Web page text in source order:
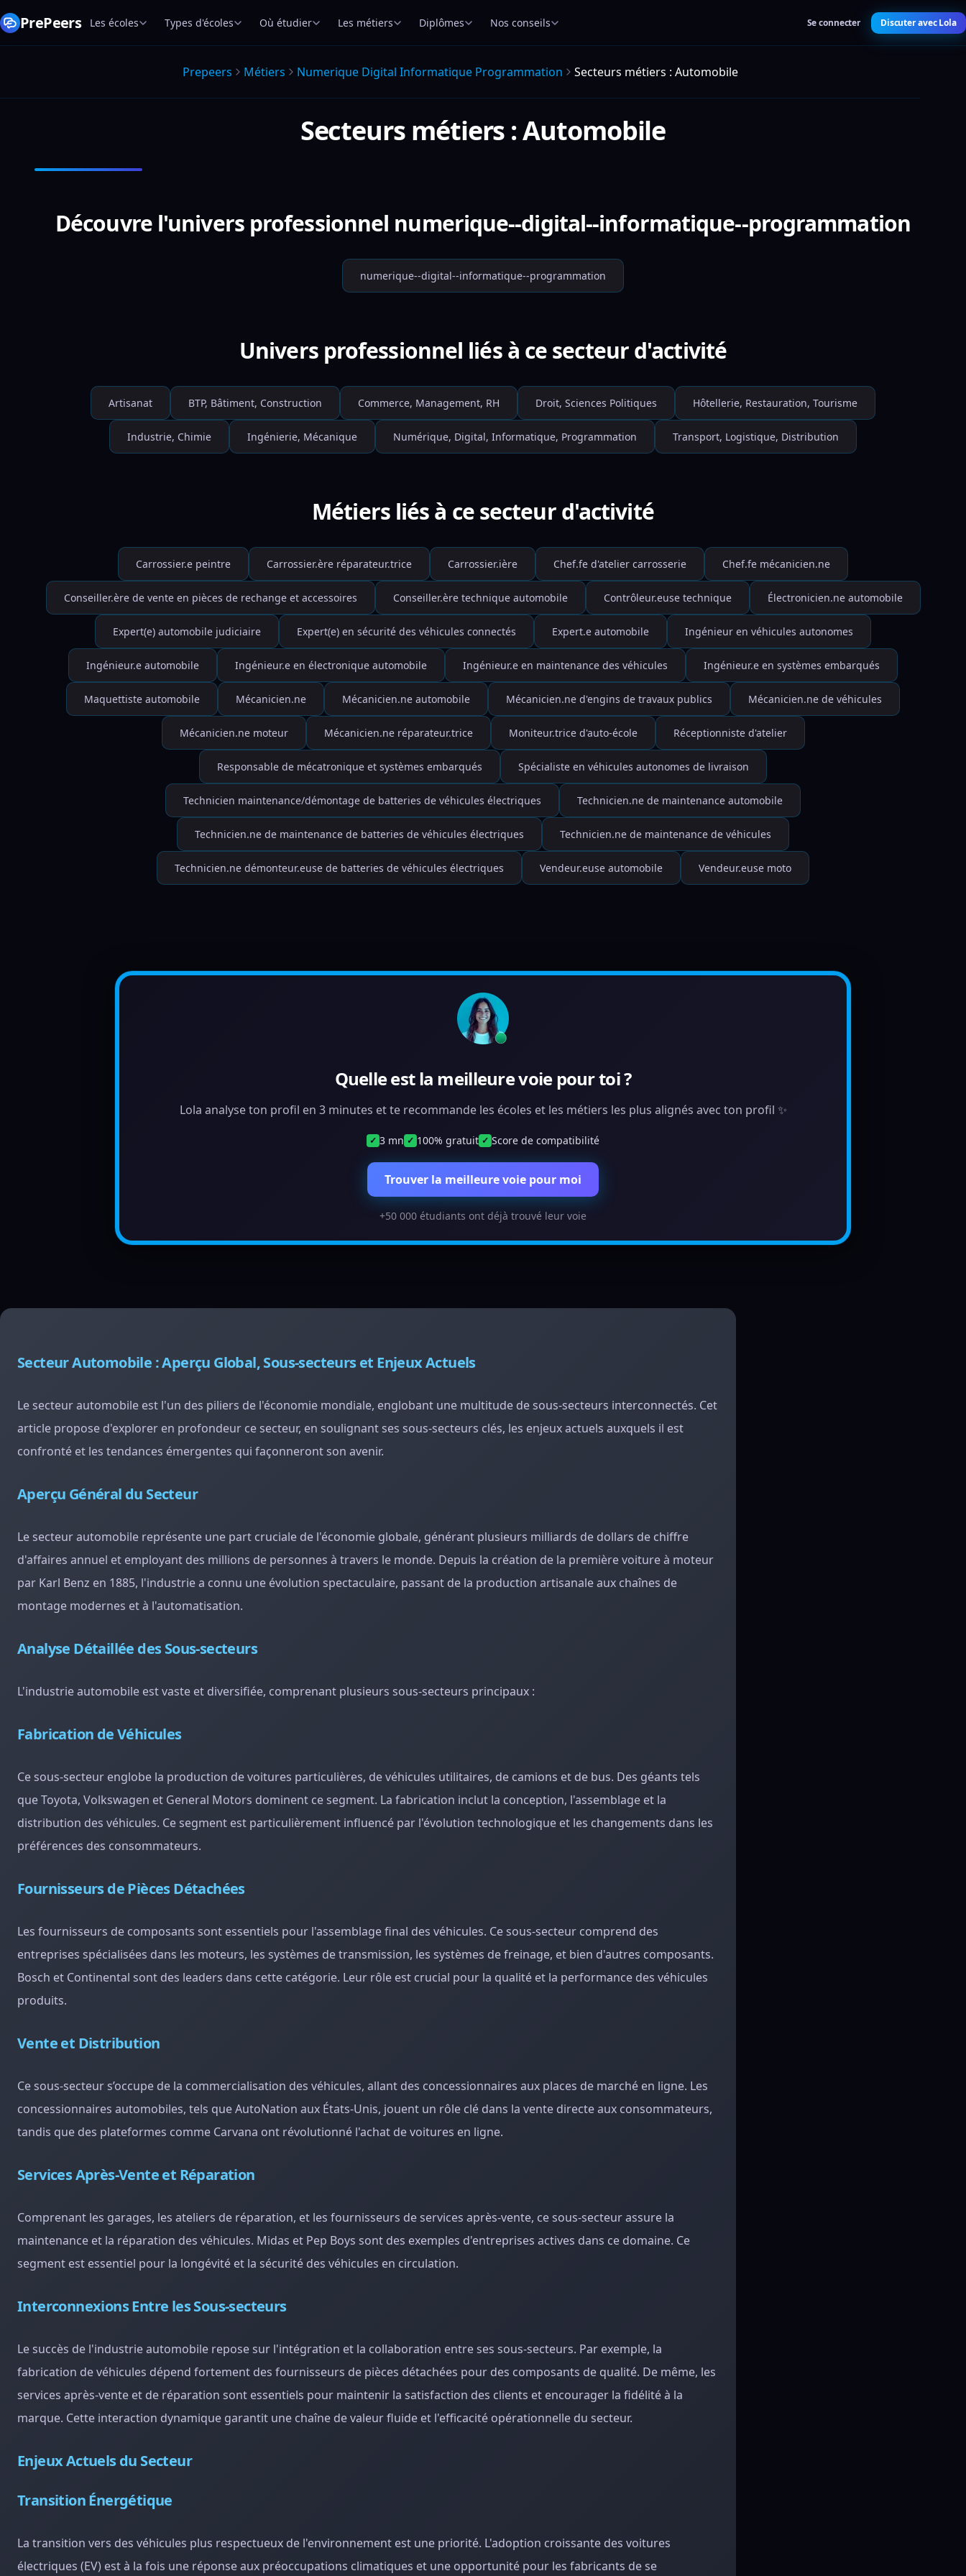
PrePeers Les écoles Types d'écoles Où étudier Les métiers Diplômes Nos conseils Se connecter Discuter avec Lola
Prepeers Métiers Numerique Digital Informatique Programmation Secteurs métiers : Automobile
Secteurs métiers : Automobile
Découvre l'univers professionnel numerique--digital--informatique--programmation
numerique--digital--informatique--programmation
Univers professionnel liés à ce secteur d'activité
Artisanat BTP, Bâtiment, Construction Commerce, Management, RH Droit, Sciences Politiques Hôtellerie, Restauration, Tourisme
Industrie, Chimie Ingénierie, Mécanique Numérique, Digital, Informatique, Programmation Transport, Logistique, Distribution
Métiers liés à ce secteur d'activité
Carrossier.e peintre Carrossier.ère réparateur.trice Carrossier.ière Chef.fe d'atelier carrosserie Chef.fe mécanicien.ne
Conseiller.ère de vente en pièces de rechange et accessoires Conseiller.ère technique automobile Contrôleur.euse technique Électronicien.ne automobile
Expert(e) automobile judiciaire Expert(e) en sécurité des véhicules connectés Expert.e automobile Ingénieur en véhicules autonomes
Ingénieur.e automobile Ingénieur.e en électronique automobile Ingénieur.e en maintenance des véhicules Ingénieur.e en systèmes embarqués
Maquettiste automobile Mécanicien.ne Mécanicien.ne automobile Mécanicien.ne d'engins de travaux publics Mécanicien.ne de véhicules
Mécanicien.ne moteur Mécanicien.ne réparateur.trice Moniteur.trice d'auto-école Réceptionniste d'atelier
Responsable de mécatronique et systèmes embarqués Spécialiste en véhicules autonomes de livraison
Technicien maintenance/démontage de batteries de véhicules électriques Technicien.ne de maintenance automobile
Technicien.ne de maintenance de batteries de véhicules électriques Technicien.ne de maintenance de véhicules
Technicien.ne démonteur.euse de batteries de véhicules électriques Vendeur.euse automobile Vendeur.euse moto
Quelle est la meilleure voie pour toi ?
Lola analyse ton profil en 3 minutes et te recommande les écoles et les métiers les plus alignés avec ton profil ✨
✓ 3 mn ✓ 100% gratuit ✓ Score de compatibilité
Trouver la meilleure voie pour moi
+50 000 étudiants ont déjà trouvé leur voie
Secteur Automobile : Aperçu Global, Sous-secteurs et Enjeux Actuels
Le secteur automobile est l'un des piliers de l'économie mondiale, englobant une multitude de sous-secteurs interconnectés. Cet
article propose d'explorer en profondeur ce secteur, en soulignant ses sous-secteurs clés, les enjeux actuels auxquels il est
confronté et les tendances émergentes qui façonneront son avenir.
Aperçu Général du Secteur
Le secteur automobile représente une part cruciale de l'économie globale, générant plusieurs milliards de dollars de chiffre
d'affaires annuel et employant des millions de personnes à travers le monde. Depuis la création de la première voiture à moteur
par Karl Benz en 1885, l'industrie a connu une évolution spectaculaire, passant de la production artisanale aux chaînes de
montage modernes et à l'automatisation.
Analyse Détaillée des Sous-secteurs
L'industrie automobile est vaste et diversifiée, comprenant plusieurs sous-secteurs principaux :
Fabrication de Véhicules
Ce sous-secteur englobe la production de voitures particulières, de véhicules utilitaires, de camions et de bus. Des géants tels
que Toyota, Volkswagen et General Motors dominent ce segment. La fabrication inclut la conception, l'assemblage et la
distribution des véhicules. Ce segment est particulièrement influencé par l'évolution technologique et les changements dans les
préférences des consommateurs.
Fournisseurs de Pièces Détachées
Les fournisseurs de composants sont essentiels pour l'assemblage final des véhicules. Ce sous-secteur comprend des
entreprises spécialisées dans les moteurs, les systèmes de transmission, les systèmes de freinage, et bien d'autres composants.
Bosch et Continental sont des leaders dans cette catégorie. Leur rôle est crucial pour la qualité et la performance des véhicules
produits.
Vente et Distribution
Ce sous-secteur s’occupe de la commercialisation des véhicules, allant des concessionnaires aux places de marché en ligne. Les
concessionnaires automobiles, tels que AutoNation aux États-Unis, jouent un rôle clé dans la vente directe aux consommateurs,
tandis que des plateformes comme Carvana ont révolutionné l'achat de voitures en ligne.
Services Après-Vente et Réparation
Comprenant les garages, les ateliers de réparation, et les fournisseurs de services après-vente, ce sous-secteur assure la
maintenance et la réparation des véhicules. Midas et Pep Boys sont des exemples d'entreprises actives dans ce domaine. Ce
segment est essentiel pour la longévité et la sécurité des véhicules en circulation.
Interconnexions Entre les Sous-secteurs
Le succès de l'industrie automobile repose sur l'intégration et la collaboration entre ses sous-secteurs. Par exemple, la
fabrication de véhicules dépend fortement des fournisseurs de pièces détachées pour des composants de qualité. De même, les
services après-vente et de réparation sont essentiels pour maintenir la satisfaction des clients et encourager la fidélité à la
marque. Cette interaction dynamique garantit une chaîne de valeur fluide et l'efficacité opérationnelle du secteur.
Enjeux Actuels du Secteur
Transition Énergétique
La transition vers des véhicules plus respectueux de l'environnement est une priorité. L'adoption croissante des voitures
électriques (EV) est à la fois une réponse aux préoccupations climatiques et une opportunité pour les fabricants de se